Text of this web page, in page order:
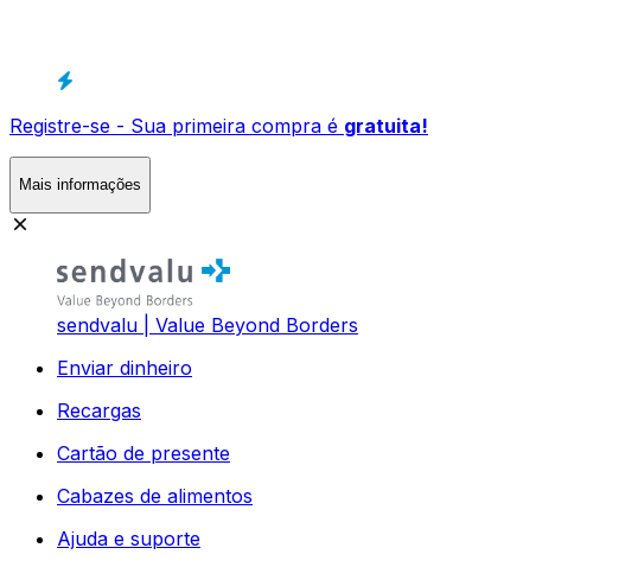
Registre-se - Sua primeira compra é gratuita!
Mais informações
sendvalu | Value Beyond Borders
Enviar dinheiro
Recargas
Cartão de presente
Cabazes de alimentos
Ajuda e suporte